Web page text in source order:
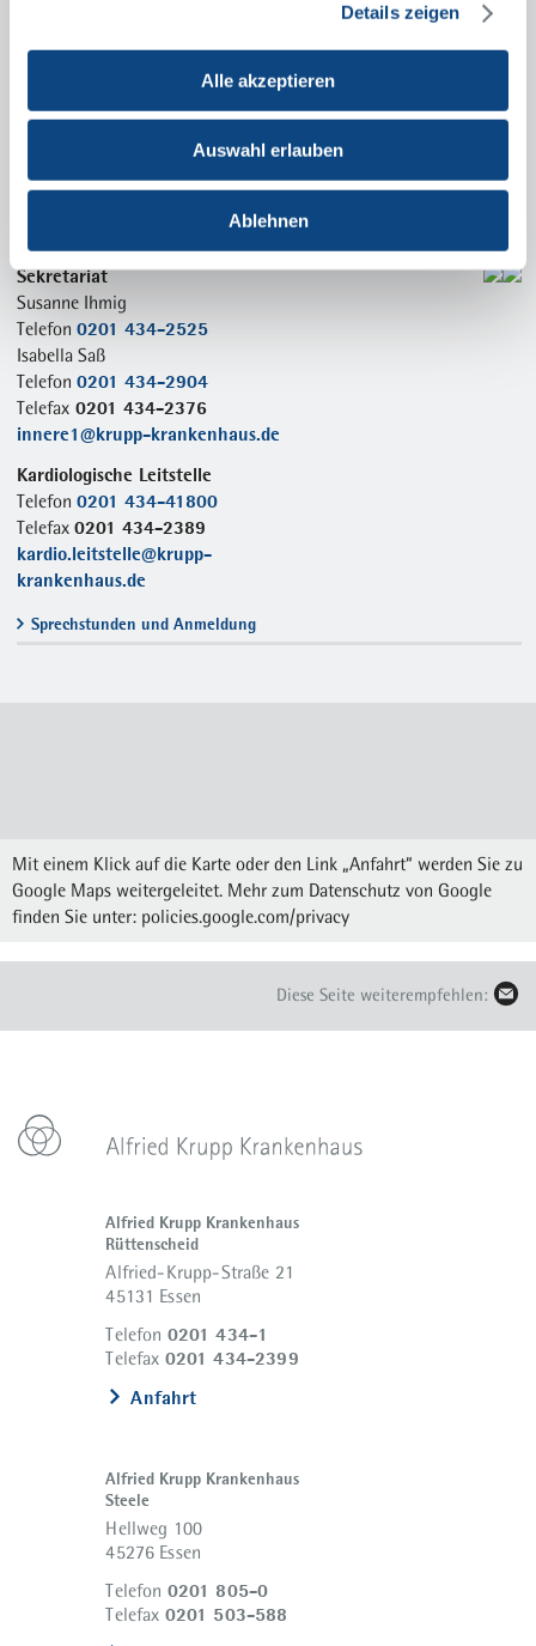
Details zeigen
Alle akzeptieren
Auswahl erlauben
Ablehnen
Notfallnummern für Ärzte
Telefon0201 434-41588
Telefon0201 434-41555
Sekretariat
Susanne Ihmig
Telefon0201 434-2525
Isabella Saß
Telefon0201 434-2904
Telefax 0201 434-2376
innere1@krupp-krankenhaus.de
Kardiologische Leitstelle
Telefon0201 434-41800
Telefax0201 434-2389
kardio.leitstelle@krupp-
krankenhaus.de
Sprechstunden und Anmeldung
Mit einem Klick auf die Karte oder den Link „Anfahrt“ werden Sie zu
Google Maps weitergeleitet. Mehr zum Datenschutz von Google
finden Sie unter: policies.google.com/privacy
Diese Seite weiterempfehlen:
Alfried Krupp Krankenhaus
Rüttenscheid
Alfried-Krupp-Straße 21
45131 Essen
Telefon 0201 434-1
Telefax 0201 434-2399
Anfahrt
Alfried Krupp Krankenhaus
Steele
Hellweg 100
45276 Essen
Telefon 0201 805-0
Telefax 0201 503-588